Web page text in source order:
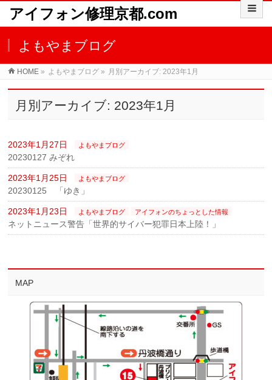
アイフォン修理京都.com
よもやまブログ
HOME » よもやまブログ » 月別アーカイブ: 2023年1月
月別アーカイブ: 2023年1月
2023年1月27日 よもやまブログ
20230127 みぞれ
2023年1月25日 よもやまブログ
20230125 「ゆき」
2023年1月23日 よもやまブログ アイフォンのちょっとした情報
ネットニュース警告「世界的サイバー犯罪日本上陸！」
MAP